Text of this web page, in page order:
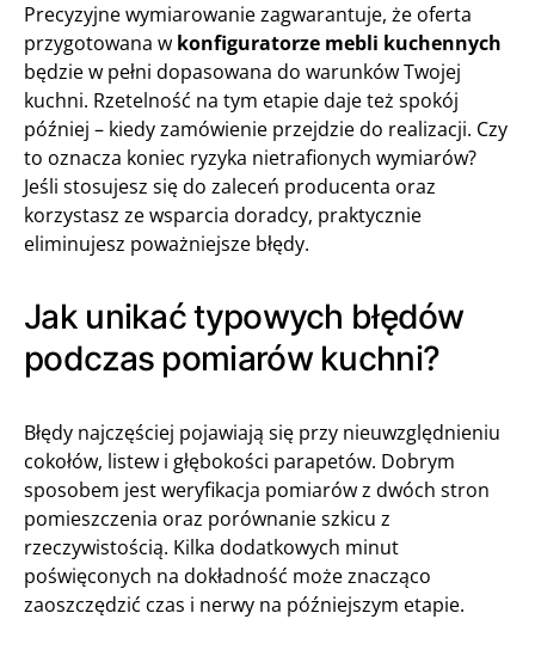
Precyzyjne wymiarowanie zagwarantuje, że oferta
przygotowana w konfiguratorze mebli kuchennych
będzie w pełni dopasowana do warunków Twojej
kuchni. Rzetelność na tym etapie daje też spokój
później – kiedy zamówienie przejdzie do realizacji. Czy
to oznacza koniec ryzyka nietrafionych wymiarów?
Jeśli stosujesz się do zaleceń producenta oraz
korzystasz ze wsparcia doradcy, praktycznie
eliminujesz poważniejsze błędy.
Jak unikać typowych błędów
podczas pomiarów kuchni?
Błędy najczęściej pojawiają się przy nieuwzględnieniu
cokołów, listew i głębokości parapetów. Dobrym
sposobem jest weryfikacja pomiarów z dwóch stron
pomieszczenia oraz porównanie szkicu z
rzeczywistością. Kilka dodatkowych minut
poświęconych na dokładność może znacząco
zaoszczędzić czas i nerwy na późniejszym etapie.